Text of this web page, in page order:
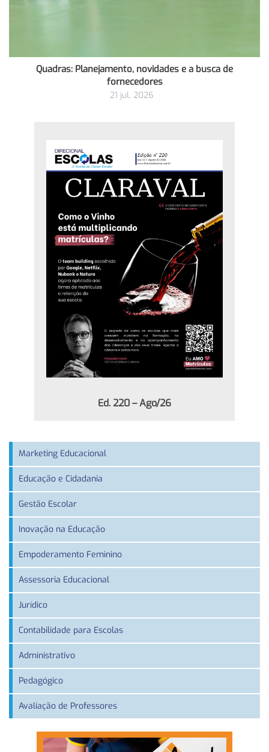
Quadras: Planejamento, novidades e a busca de
fornecedores
21 jul, 2026
Ed. 220 – Ago/26
Marketing Educacional
Educação e Cidadania
Gestão Escolar
Inovação na Educação
Empoderamento Feminino
Assessoria Educacional
Jurídico
Contabilidade para Escolas
Administrativo
Pedagógico
Avaliação de Professores